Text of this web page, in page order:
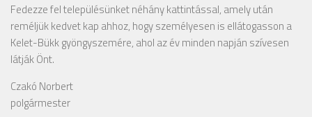
Fedezze fel településünket néhány kattintással, amely után
reméljük kedvet kap ahhoz, hogy személyesen is ellátogasson a
Kelet-Bükk gyöngyszemére, ahol az év minden napján szívesen
látják Önt.
Czakó Norbert
polgármester